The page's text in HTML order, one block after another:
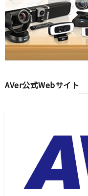
AVer公式Webサイト